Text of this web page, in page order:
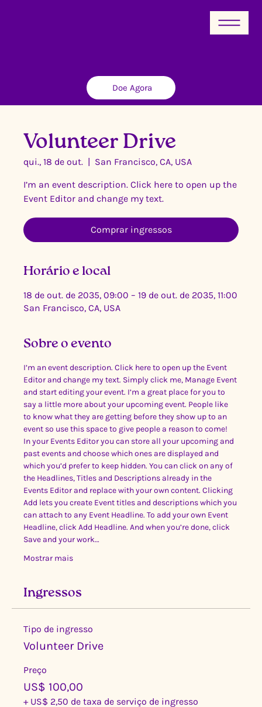
Doe Agora
Volunteer Drive
qui., 18 de out.
  |
San Francisco, CA, USA
I’m an event description. Click here to open up the
Event Editor and change my text.
Comprar ingressos
Horário e local
18 de out. de 2035, 09:00 – 19 de out. de 2035, 11:00
San Francisco, CA, USA
Sobre o evento
I’m an event description. Click here to open up the Event
Editor and change my text. Simply click me, Manage Event
and start editing your event. I’m a great place for you to
say a little more about your upcoming event. People like
to know what they are getting before they show up to an
event so use this space to give people a reason to come!
In your Events Editor you can store all your upcoming and
past events and choose which ones are displayed and
which you’d prefer to keep hidden. You can click on any of
the Headlines, Titles and Descriptions already in the
Events Editor and replace with your own content. Clicking
Add lets you create Event titles and descriptions which you
can attach to any Event Headline. To add your own Event
Headline, click Add Headline. And when you’re done, click
Save and your work…
Mostrar mais
Ingressos
Tipo de ingresso
Volunteer Drive
Preço
US$ 100,00
+ US$ 2,50 de taxa de serviço de ingresso